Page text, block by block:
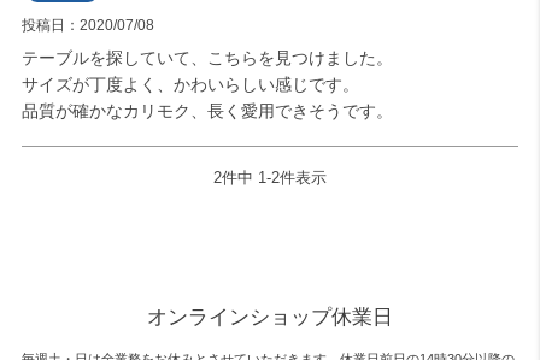
投稿日 2020/07/08
テーブルを探していて、こちらを見つけました。
サイズが丁度よく、かわいらしい感じです。
2件中 1-2件表示
オンラインショップ休業日